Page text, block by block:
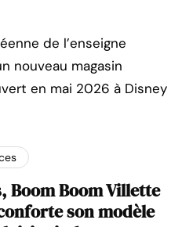
de l’enseigne
nouveau magasin
en mai 2026 à Disney
Boom Boom Villette
son modèle